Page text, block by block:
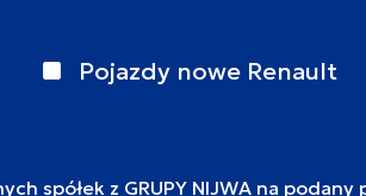
Pojazdy nowe Renault
spółek z GRUPY NIJWA na podany